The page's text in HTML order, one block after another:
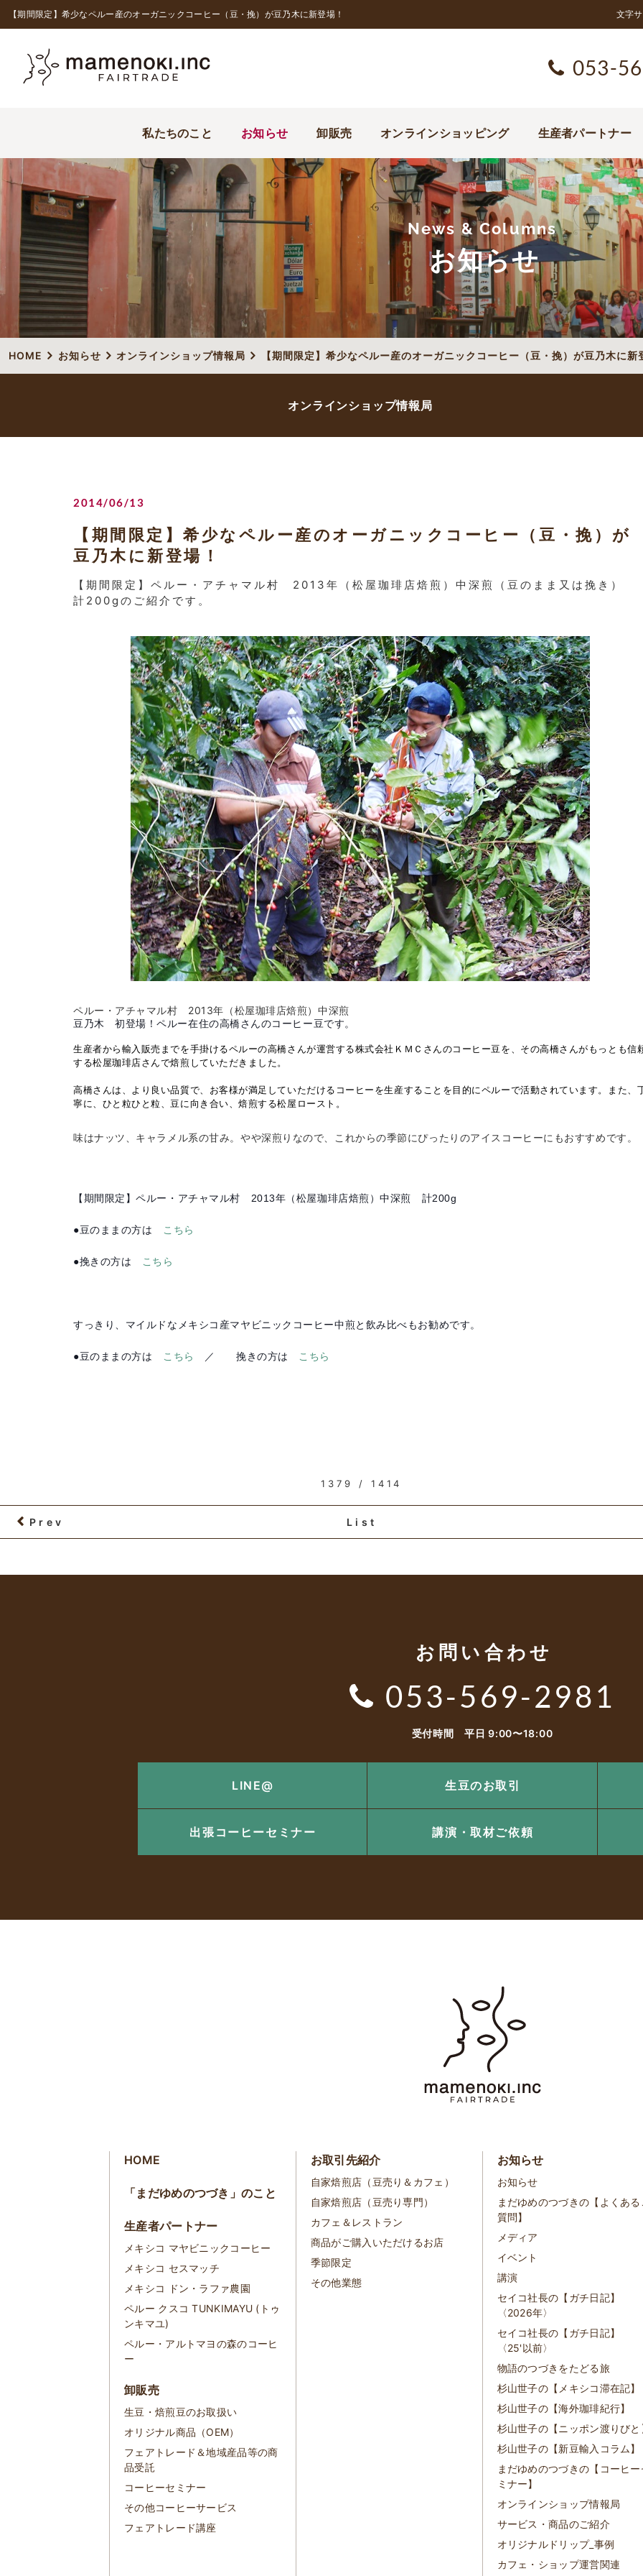
【期間限定】希少なペルー産のオーガニックコーヒー（豆・挽）が豆乃木に新登場！ 文字
053-
私たちのこと お知らせ 卸販売 オンラインショッピング 生産者パートナー
News & Columns
お知らせ
HOME お知らせ オンラインショップ情報局 【期間限定】希少なペルー産のオーガニックコーヒー（豆・挽）が豆乃木に新
オンラインショップ情報局
2014/06/13
【期間限定】希少なペルー産のオーガニックコーヒー（豆・挽）が
豆乃木に新登場！
【期間限定】ペルー・アチャマル村 2013年（松屋珈琲店焙煎）中深煎（豆のまま又は挽き）
計200gのご紹介です。
ペルー・アチャマル村 2013年（松屋珈琲店焙煎）中深煎
豆乃木 初登場！ペルー在住の高橋さんのコーヒー豆です。
生産者から輸入販売までを手掛けるペルーの高橋さんが運営する株式会社ＫＭＣさんのコーヒー豆を、その高橋さんがもっとも信
する松屋珈琲店さんで焙煎していただきました。
高橋さんは、より良い品質で、お客様が満足していただけるコーヒーを生産することを目的にペルーで活動されています。また、
寧に、ひと粒ひと粒、豆に向き合い、焙煎する松屋ロースト。
味はナッツ、キャラメル系の甘み。やや深煎りなので、これからの季節にぴったりのアイスコーヒーにもおすすめです。
【期間限定】ペルー・アチャマル村 2013年（松屋珈琲店焙煎）中深煎 計200g
●豆のままの方は こちら
●挽きの方は こちら
すっきり、マイルドなメキシコ産マヤビニックコーヒー中煎と飲み比べもお勧めです。
●豆のままの方は こちら ／ 挽きの方は こちら
1379 / 1414
Prev List
お問い合わせ
053-569-2981
受付時間 平日 9:00〜18:00
LINE@ 生豆のお取引
出張コーヒーセミナー 講演・取材ご依頼
HOME
「まだゆめのつづき」のこと
生産者パートナー
メキシコ マヤビニックコーヒー
メキシコ セスマッチ
メキシコ ドン・ラファ農園
ペルー クスコ TUNKIMAYU (トゥ
ンキマユ)
ペルー・アルトマヨの森のコーヒ
ー
卸販売
生豆・焙煎豆のお取扱い
オリジナル商品（OEM）
フェアトレード＆地域産品等の商
品受託
コーヒーセミナー
その他コーヒーサービス
フェアトレード講座
お取引先紹介
自家焙煎店（豆売り＆カフェ）
自家焙煎店（豆売り専門）
カフェ＆レストラン
商品がご購入いただけるお店
季節限定
その他業態
お知らせ
お知らせ
まだゆめのつづきの【よくある
質問】
メディア
イベント
講演
セイコ社長の【ガチ日記】
〈2026年〉
セイコ社長の【ガチ日記】
〈25'以前〉
物語のつづきをたどる旅
杉山世子の【メキシコ滞在記】
杉山世子の【海外珈琲紀行】
杉山世子の【ニッポン渡りびと
杉山世子の【新豆輸入コラム】
まだゆめのつづきの【コーヒー
ミナー】
オンラインショップ情報局
サービス・商品のご紹介
オリジナルドリップ_事例
カフェ・ショップ運営関連